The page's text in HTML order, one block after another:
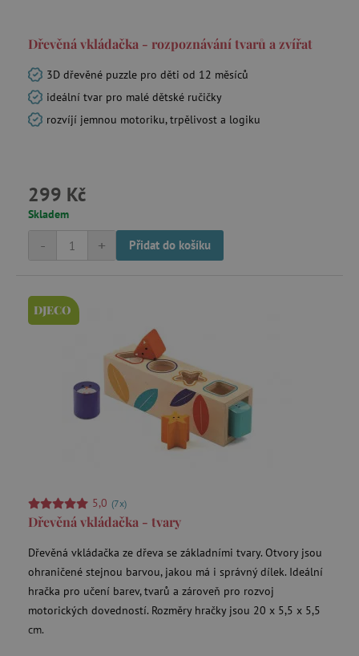
Dřevěná vkládačka - rozpoznávání tvarů a zvířat
3D dřevěné puzzle pro děti od 12 měsíců
ideální tvar pro malé dětské ručičky
rozvíjí jemnou motoriku, trpělivost a logiku
299 Kč
Skladem
+
- Přidat do košíku
DJECO
5,0 (7x)
Dřevěná vkládačka - tvary
Dřevěná vkládačka ze dřeva se základními tvary. Otvory jsou
ohraničené stejnou barvou, jakou má i správný dílek. Ideální
hračka pro učení barev, tvarů a zároveň pro rozvoj
motorických dovedností. Rozměry hračky jsou 20 x 5,5 x 5,5
cm.
CookieScriptConsent
PHPSESSID
PHP.net
www.agatinsvet.cz
Google Privacy Policy